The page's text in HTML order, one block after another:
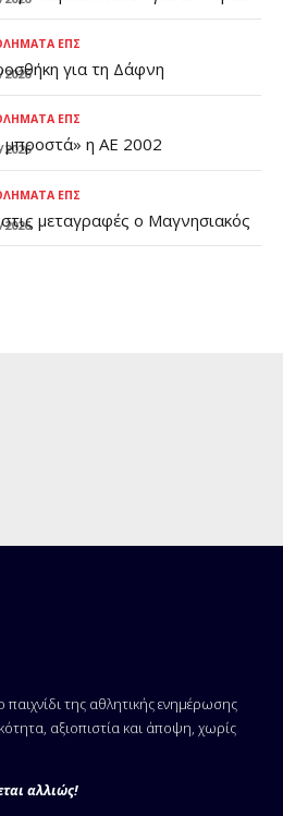
ΕΠΣ
για τη Δάφνη
ΕΠΣ
μπροστά» η ΑΕ 2002
ΕΠΣ
μεταγραφές ο Μαγνησιακός
παιχνίδι της αθλητικής ενημέρωσης
αξιοπιστία και άποψη, χωρίς
αλλιώς!